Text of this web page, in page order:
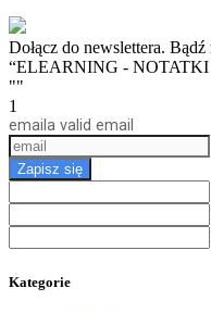
Dołącz do newslettera.
“ELEARNING -
""
1
emaila valid email
Zapisz się
Kategorie